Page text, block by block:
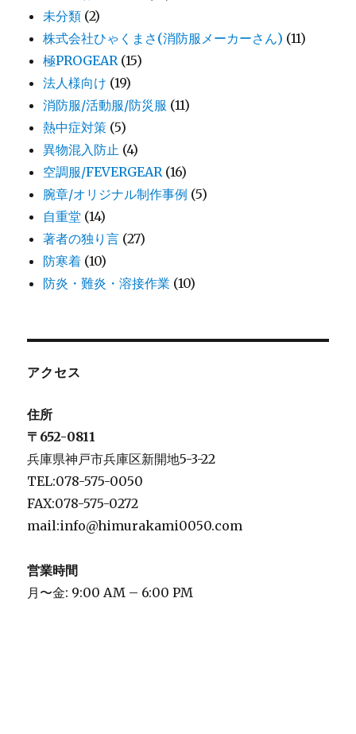
未分類 (2)
株式会社ひゃくまさ(消防服メーカーさん) (11)
極PROGEAR (15)
法人様向け (19)
消防服/活動服/防災服 (11)
熱中症対策 (5)
異物混入防止 (4)
空調服/FEVERGEAR (16)
腕章/オリジナル制作事例 (5)
自重堂 (14)
著者の独り言 (27)
防寒着 (10)
防炎・難炎・溶接作業 (10)
アクセス
住所
〒652-0811
兵庫県神戸市兵庫区新開地5-3-22
TEL:078-575-0050
FAX:078-575-0272
mail:info@himurakami0050.com
営業時間
月〜金: 9:00 AM – 6:00 PM